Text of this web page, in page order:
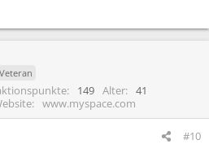
Veteran
149 Alter
41
www.myspace.com
#10